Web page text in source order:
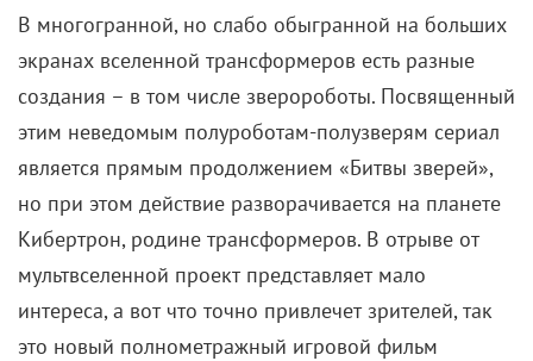
В многогранной, но слабо обыгранной на больших
экранах вселенной трансформеров есть разные
создания – в том числе зверороботы. Посвященный
этим неведомым полуроботам-полузверям сериал
является прямым продолжением «Битвы зверей»,
но при этом действие разворачивается на планете
Кибертрон, родине трансформеров. В отрыве от
мультвселенной проект представляет мало
интереса, а вот что точно привлечет зрителей, так
это новый полнометражный игровой фильм